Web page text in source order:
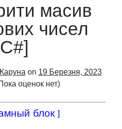
масив
чисел
on 19 Березня, 2023
оценок нет)
блок ]